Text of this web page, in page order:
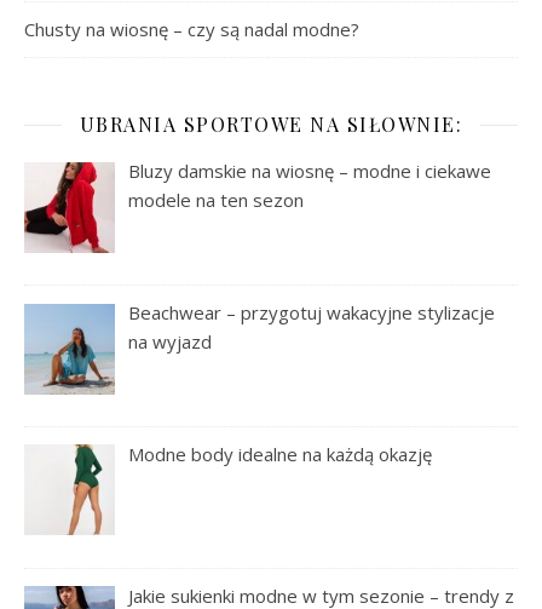
Chusty na wiosnę – czy są nadal modne?
UBRANIA SPORTOWE NA SIŁOWNIE:
Bluzy damskie na wiosnę – modne i ciekawe
modele na ten sezon
Beachwear – przygotuj wakacyjne stylizacje
na wyjazd
Modne body idealne na każdą okazję
Jakie sukienki modne w tym sezonie – trendy z